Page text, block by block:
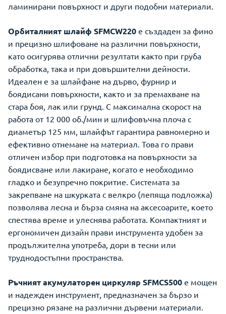
ламинирани повърхност и други подобни материали.
Орбиталният шлайф SFMCW220 е създаден за фино
и прецизно шлифоване на различни повърхности,
като осигурява отлични резултати както при груба
обработка, така и при довършителни дейности.
Идеален е за шлайфане на дърво, фурнир и
боядисани повърхности, както и за премахване на
стара боя, лак или грунд. С максимална скорост на
работа от 12 000 об./мин и шлифовъчна плоча с
диаметър 125 мм, шлайфът гарантира равномерно и
ефективно отнемане на материал. Това го прави
отличен избор при подготовка на повърхности за
боядисване или лакиране, когато е необходимо
гладко и безупречно покритие. Системата за
закрепване на шкурката с велкро (лепяща подложка)
позволява лесна и бърза смяна на аксесоарите, което
спестява време и улеснява работата. Компактният и
ергономичен дизайн прави инструмента удобен за
продължителна употреба, дори в тесни или
труднодостъпни пространства.
Ръчният акумулаторен циркуляр SFMCS500 е мощен
и надежден инструмент, предназначен за бързо и
прецизно рязане на различни дървени материали.